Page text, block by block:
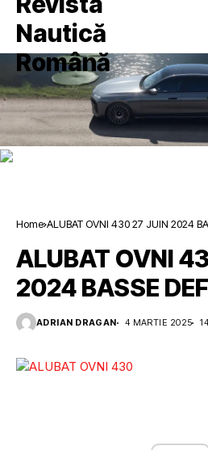
Home ALUBAT OVNI 430 27 JUIN 2024
ALUBAT OVNI
2024 BASSE DEF
ADRIAN DRAGAN 4 MARTIE 2025